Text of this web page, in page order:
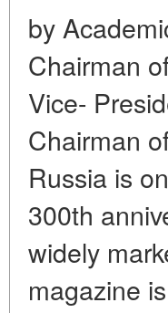
by
Chairman
Vice-
Chairman
Russia is
300th
widely
magazine